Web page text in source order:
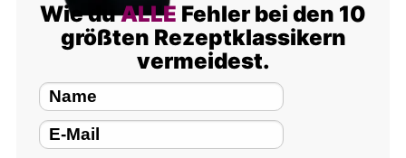
Wie duALLE Fehler bei den 10
größten Rezeptklassikern
vermeidest.